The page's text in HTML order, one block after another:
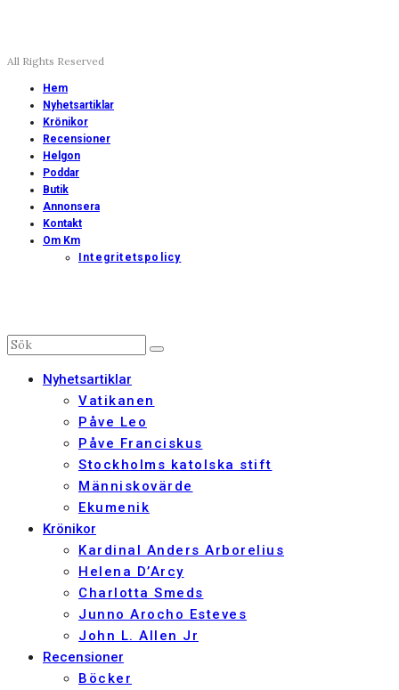
All Rights Reserved
Hem
Nyhetsartiklar
Krönikor
Recensioner
Helgon
Poddar
Butik
Annonsera
Kontakt
Om Km
Integritetspolicy
Nyhetsartiklar
Vatikanen
Påve Leo
Påve Franciskus
Stockholms katolska stift
Människovärde
Ekumenik
Krönikor
Kardinal Anders Arborelius
Helena D’Arcy
Charlotta Smeds
Junno Arocho Esteves
John L. Allen Jr
Recensioner
Böcker